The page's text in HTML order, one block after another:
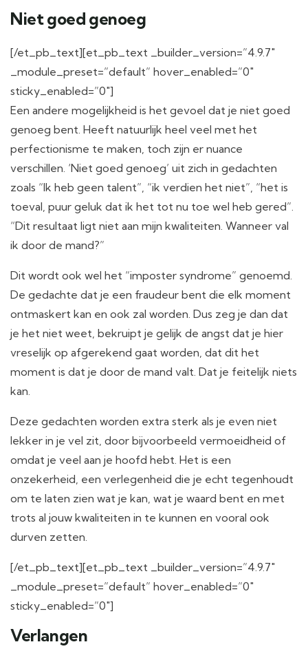
Niet goed genoeg
[/et_pb_text][et_pb_text _builder_version=”4.9.7″
_module_preset=”default” hover_enabled=”0″
sticky_enabled=”0″]
Een andere mogelijkheid is het gevoel dat je niet goed
genoeg bent. Heeft natuurlijk heel veel met het
perfectionisme te maken, toch zijn er nuance
verschillen. ‘Niet goed genoeg’ uit zich in gedachten
zoals “Ik heb geen talent”, “ik verdien het niet”, “het is
toeval, puur geluk dat ik het tot nu toe wel heb gered”.
“Dit resultaat ligt niet aan mijn kwaliteiten. Wanneer val
ik door de mand?”
Dit wordt ook wel het “imposter syndrome” genoemd.
De gedachte dat je een fraudeur bent die elk moment
ontmaskert kan en ook zal worden. Dus zeg je dan dat
je het niet weet, bekruipt je gelijk de angst dat je hier
vreselijk op afgerekend gaat worden, dat dit het
moment is dat je door de mand valt. Dat je feitelijk niets
kan.
Deze gedachten worden extra sterk als je even niet
lekker in je vel zit, door bijvoorbeeld vermoeidheid of
omdat je veel aan je hoofd hebt. Het is een
onzekerheid, een verlegenheid die je echt tegenhoudt
om te laten zien wat je kan, wat je waard bent en met
trots al jouw kwaliteiten in te kunnen en vooral ook
durven zetten.
[/et_pb_text][et_pb_text _builder_version=”4.9.7″
_module_preset=”default” hover_enabled=”0″
sticky_enabled=”0″]
Verlangen